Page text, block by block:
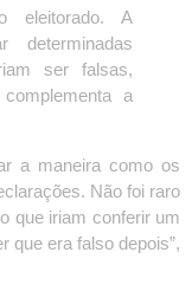
eleitorado. A
determinadas
ser falsas,
a
a maneira como os
Não foi raro
que iriam conferir um
que era falso depois”,